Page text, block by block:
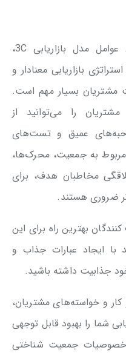
اولین و مهم‌ترین عامل در بین عوامل مدل بازاریابی 3C،
بازاریابی معنادار و
مشتریان بسیار مهم است.
را می‌توانید از
عمیق و تست‌های
به جمعیت، محرک‌ها،
مخاطبان هدف، برای
ضروری هستند.
بهترین راه برای این
با ایجاد عبارات جذاب و
جذابیت داشته باشید.
و خواسته‌های مشتریان،
شما را بهبود قابل توجهی
جمعیت شناختی